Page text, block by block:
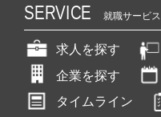
SERVICE 就職サービス
求人を探す
企業を探す
タイムライン